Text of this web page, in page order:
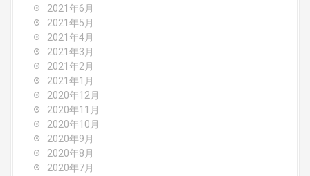
2021年6月
2021年5月
2021年4月
2021年3月
2021年2月
2021年1月
2020年12月
2020年11月
2020年10月
2020年9月
2020年8月
2020年7月